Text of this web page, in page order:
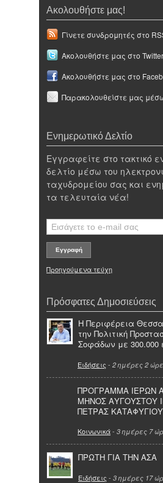
Ακολουθήστε μας!
Γίνετε συνδρομητές στο
Ακολουθήστε μας στο Twitter
Ακολουθήστε μας στο
Παρακολουθείστε μας
Ενημερωτικό Δελτίο
Εγγραφείτε στο τακτικό
δελτίο μέσω του
ταχυδρομείου σας και
τα τελευταία νέα!
Προηγούμενα τεύχη
Πρόσφατες Δημοσιεύσεις
Η Περιφέρεια
την Πολιτική
Σοφάδων με 300.000
Ειδήσεις - 2 ημέρες 2
ΠΡΟΓΡΑΜΜΑ ΙΕΡΩΝ
ΜΗΝΟΣ ΑΥΓΟΥΣΤΟΥ
ΠΕΤΡΑΣ
Κοινωνικά- 3 ημέρες 7
ΠΡΩΤΗ ΓΙΑ ΤΗΝ ΑΣΑ
Ειδήσεις - 3 ημέρες 17